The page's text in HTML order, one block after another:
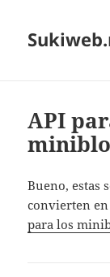
API
Bueno, estas
convierten
para los